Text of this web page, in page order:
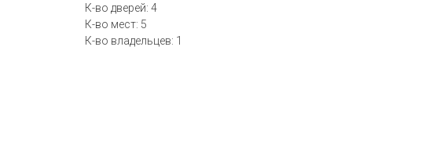
К-во дверей: 4
К-во мест: 5
К-во владельцев: 1